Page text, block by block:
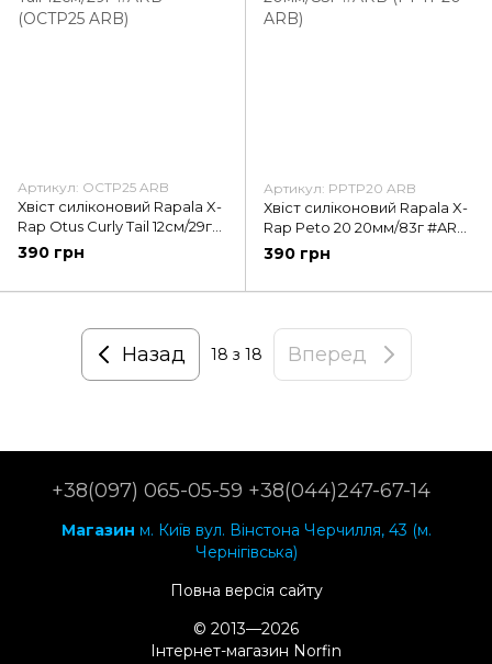
Артикул: OCTP25 ARB
Хвіст силіконовий Rapala X-
Rap Otus Curly Tail 12см/29г
#ARB (OCTP25 ARB)
390 грн
Артикул: PPTP20 ARB
Хвіст силіконовий Rapala X-
Rap Peto 20 20мм/83г #ARB
(PPTP20 ARB)
390 грн
Назад 18 з 18 Вперед
+38(097) 065-05-59 +38(044)247-67-14
Магазин м. Київ вул. Вінстона Черчилля, 43 (м.
Чернігівська)
Повна версія сайту
© 2013—2026
Інтернет-магазин Norfin